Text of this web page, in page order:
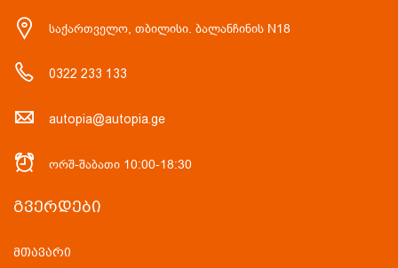
საქართველო, თბილისი. ბალანჩინის N18
0322 233 133
autopia@autopia.ge
ორშ-შაბათი 10:00-18:30
ᲒᲕᲔᲠᲓᲔᲑᲘ
მთავარი